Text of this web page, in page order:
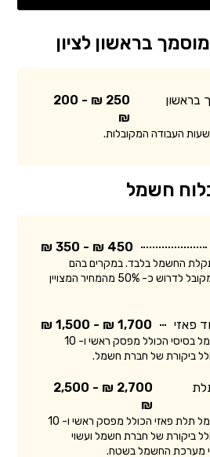
בראשון לציון
בראשון
250 ₪ - 200
₪
העבודה המקובלות.
חשמל
450 ₪ - 350 ₪
החשמל בלבד. במקרים בהם
החשמלאי החליף רכיב, מקובל לדרוש כ- 50% מהמחיר המצויין
פאזי 1,700 ₪ - 1,500 ₪
המחיר מתייחס ללוח חשמל בסיסי הכולל מפסק ראשי ו- 10
ביקורת של חברת חשמל.
2,700 ₪ - 2,500
₪
המחיר מתייחס ללוח חשמל תלת פאזי הכולל מפסק ראשי ו- 10
ביקורת של חברת חשמל ועשוי
מערכת החשמל בשטח.